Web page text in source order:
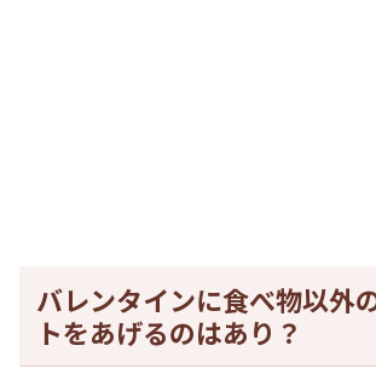
バレンタインに食べ物以外
トをあげるのはあり？